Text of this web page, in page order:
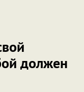
должен